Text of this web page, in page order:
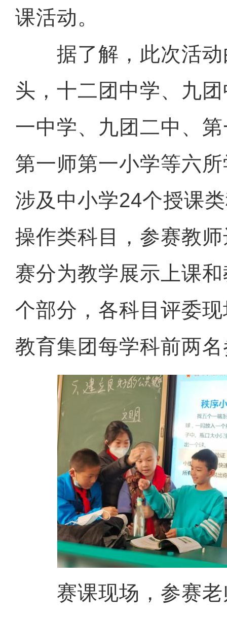
课活动。
据了解，此次活动
头，十二团中学、九
一中学、九团二中、
第一师第一小学等六
涉及中小学24个授课
操作类科目，参赛教
赛分为教学展示上课
个部分，各科目评委
教育集团每学科前两
赛课现场，参赛老